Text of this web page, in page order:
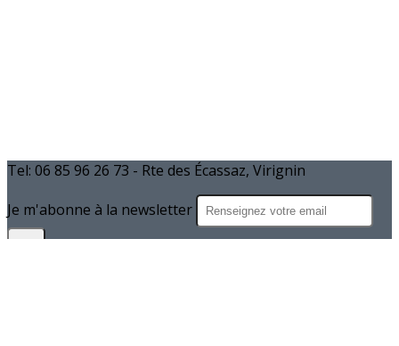
Tel: 06 85 96 26 73 - Rte des Écassaz, Virignin
Je m'abonne à la newsletter